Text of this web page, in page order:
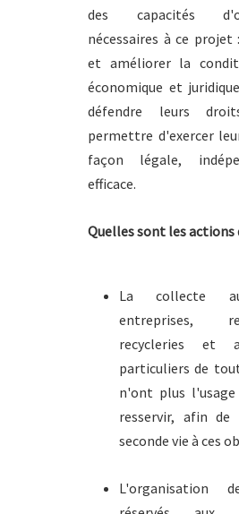
des capacités
nécessaires à ce
et améliorer la
économique et
défendre leurs
permettre d'exercer
façon légale,
efficace.
Quelles sont les actions
La collecte
entreprises,
recycleries et
particuliers de
n'ont plus
resservir, afin de
seconde vie à ces
L'organisation